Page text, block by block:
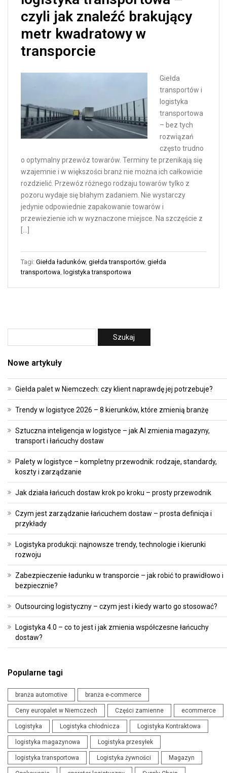
czyli jak znaleźć brakujący
metr kwadratowy w
transporcie
Giełda
transportów i
logistyka
transportowa
– bez tych
rozwiązań
często trudno
o optymalny przewóz towarów. Terminy te przenikają się
wzajemnie i w większości branż nie można ich całkowicie
rozdzielić. Przewóz różnego rodzaju towarów tylko z
pozoru wydaje się błahym zadaniem. Nie wystarczy
jedynie odpowiednie zapakowanie towarów i
przewiezienie ich w wyznaczone miejsce. Na szczęście z
[…]
Tagi: Giełda ładunków, giełda transportów, giełda
transportowa, logistyka transportowa
Nowe artykuły
Giełda palet w Niemczech: czy klient naprawdę jej potrzebuje?
Trendy w logistyce 2026 – 8 kierunków, które zmienią branżę
Sztuczna inteligencja w logistyce – jak AI zmienia magazyny,
transport i łańcuchy dostaw
Palety w logistyce – kompletny przewodnik: rodzaje, standardy,
koszty i zarządzanie
Jak działa łańcuch dostaw krok po kroku – prosty przewodnik
Czym jest zarządzanie łańcuchem dostaw – prosta definicja i
przykłady
Logistyka produkcji: najnowsze trendy, technologie i kierunki
rozwoju
Zabezpieczenie ładunku w transporcie – jak robić to prawidłowo i
bezpiecznie?
Outsourcing logistyczny – czym jest i kiedy warto go stosować?
Logistyka 4.0 – co to jest i jak zmienia współczesne łańcuchy
dostaw?
Popularne tagi
branża automotive branża e-commerce
Ceny europalet w Niemczech Części zamienne ecommerce
Logistyka Logistyka chłodnicza Logistyka Kontraktowa
logistyka magazynowa Logistyka przesyłek
logistyka transportowa Logistyka żywności Magazyn